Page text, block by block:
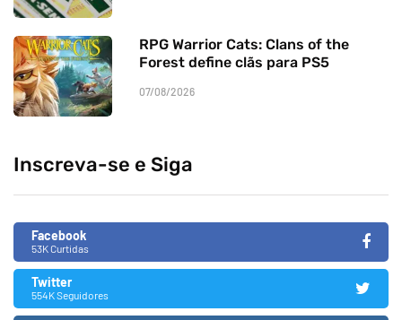
RPG Warrior Cats: Clans of the
Forest define clãs para PS5
07/08/2026
Inscreva-se e Siga
Facebook
53K Curtidas
Twitter
554K Seguidores